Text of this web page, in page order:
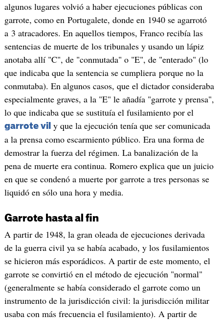
algunos lugares volvió a haber ejecuciones públicas con
garrote, como en Portugalete, donde en 1940 se agarrotó
a 3 atracadores. En aquellos tiempos, Franco recibía las
sentencias de muerte de los tribunales y usando un lápiz
anotaba allí "C", de "conmutada" o "E", de "enterado" (lo
que indicaba que la sentencia se cumpliera porque no la
conmutaba). En algunos casos, que el dictador consideraba
especialmente graves, a la "E" le añadía "garrote y prensa",
lo que indicaba que se sustituía el fusilamiento por el
garrote vil y que la ejecución tenía que ser comunicada
a la prensa como escarmiento público. Era una forma de
demostrar la fuerza del régimen. La banalización de la
pena de muerte era continua. Romero explica que un juicio
en que se condenó a muerte por garrote a tres personas se
liquidó en sólo una hora y media.
Garrote hasta al fin
A partir de 1948, la gran oleada de ejecuciones derivada
de la guerra civil ya se había acabado, y los fusilamientos
se hicieron más esporádicos. A partir de este momento, el
garrote se convirtió en el método de ejecución "normal"
(generalmente se había considerado el garrote como un
instrumento de la jurisdicción civil: la jurisdicción militar
usaba con más frecuencia el fusilamiento). A partir de